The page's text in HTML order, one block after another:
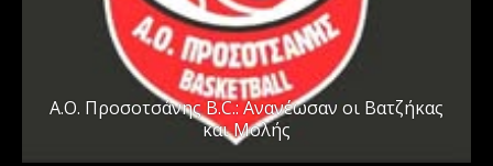
A.O. Προσοτσάνης B.C.: Ανανέωσαν οι Βατζήκας
και Μολής